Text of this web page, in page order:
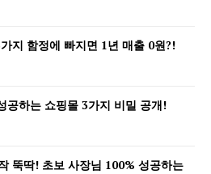
지 함정에 빠지면 1년 매출 0원?!
공하는 쇼핑몰 3가지 비밀 공개!
뚝딱! 초보 사장님 100% 성공하는